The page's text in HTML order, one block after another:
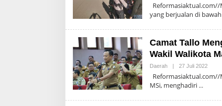
Reformasiaktual.com//
yang berjualan di
Camat Tallo
Wakil Walikota
Daerah | 27 Juli 2022Oleh
Reformasiaktual.com//
MSi, menghadiri